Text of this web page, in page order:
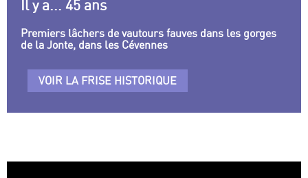
Il y a... 45 ans
Premiers lâchers de vautours fauves dans les gorges
de la Jonte, dans les Cévennes
VOIR LA FRISE HISTORIQUE